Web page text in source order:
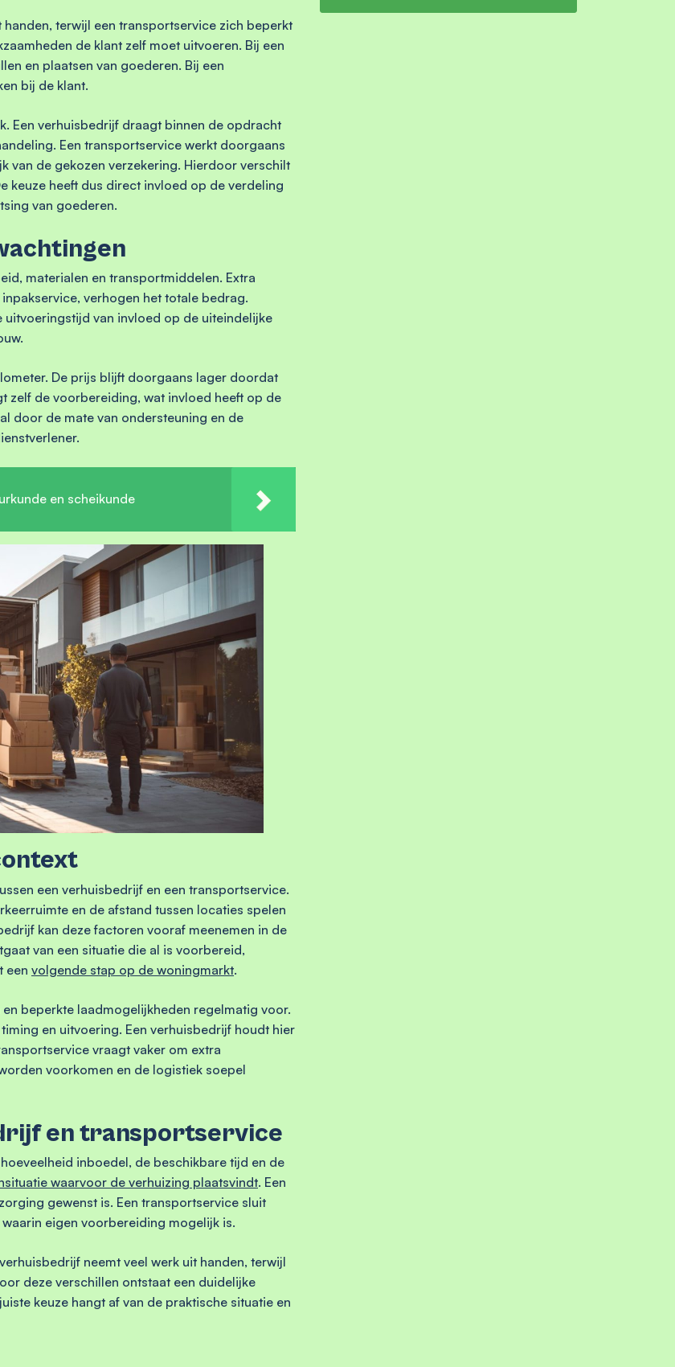
terwijl een transportservice zich beperkt
de klant zelf moet uitvoeren. Bij een
en plaatsen van goederen. Bij een
bij de klant.
Een verhuisbedrijf draagt binnen de opdracht
Een transportservice werkt doorgaans
van de gekozen verzekering. Hierdoor verschilt
keuze heeft dus direct invloed op de verdeling
van goederen.
materialen en transportmiddelen. Extra
verhogen het totale bedrag.
van invloed op de uiteindelijke
De prijs blijft doorgaans lager doordat
zelf de voorbereiding, wat invloed heeft op de
door de mate van ondersteuning en de
en scheikunde
een verhuisbedrijf en een transportservice.
en de afstand tussen locaties spelen
kan deze factoren vooraf meenemen in de
van een situatie die al is voorbereid,
een volgende stap op de woningmarkt.
beperkte laadmogelijkheden regelmatig voor.
en uitvoering. Een verhuisbedrijf houdt hier
vraagt vaker om extra
voorkomen en de logistiek soepel
en transportservice
inboedel, de beschikbare tijd en de
waarvoor de verhuizing plaatsvindt. Een
gewenst is. Een transportservice sluit
eigen voorbereiding mogelijk is.
neemt veel werk uit handen, terwijl
deze verschillen ontstaat een duidelijke
keuze hangt af van de praktische situatie en